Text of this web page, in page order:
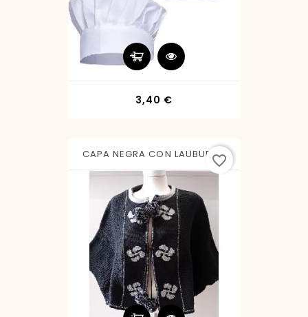
3,40 €Precio
CAPA NEGRA CON LAUBURU L
favorite_border